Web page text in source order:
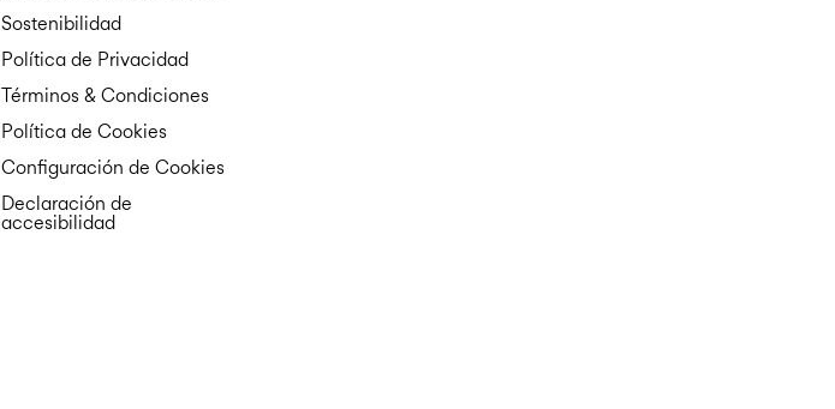
Sostenibilidad
Política de Privacidad
Términos & Condiciones
Política de Cookies
Configuración de Cookies
Declaración de
accesibilidad